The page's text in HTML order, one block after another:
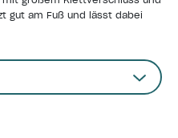
gut am Fuß und lässt dabei